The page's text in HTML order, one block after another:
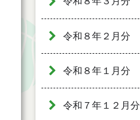
令和８年２月分
令和８年１月分
令和７年１２月分